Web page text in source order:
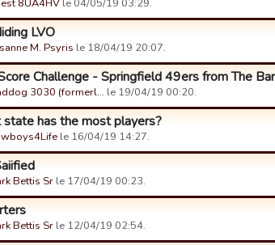
8UA4HV le 04/05/19 03:29.
LVO
M. Psyris le 18/04/19 20:07.
Challenge - Springfield 49ers from The
3030 (formerl… le 19/04/19 00:20.
has the most players?
le 16/04/19 14:27.
Bettis Sr le 17/04/19 00:23.
Bettis Sr le 12/04/19 02:54.